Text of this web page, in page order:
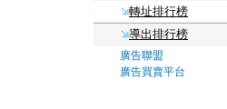
轉址排行榜
導出排行榜
廣告聯盟
廣告買賣平台